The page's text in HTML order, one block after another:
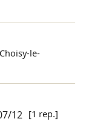
le-
12 [1 rep.]